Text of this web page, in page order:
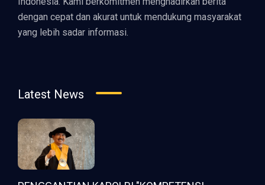
dengan cepat dan akurat untuk mendukung masyarakat
yang lebih sadar informasi.
Latest News